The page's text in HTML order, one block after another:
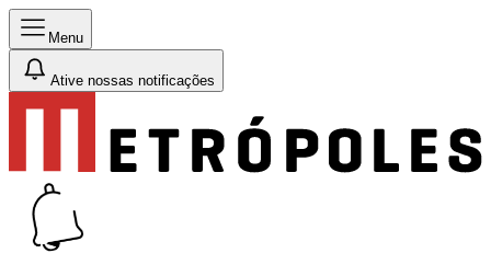
Menu
Ative nossas notificações